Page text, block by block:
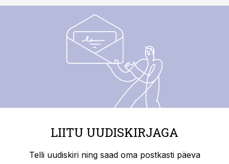
LIITU UUDISKIRJAGA
Telli uudiskiri ning saad oma postkasti päeva